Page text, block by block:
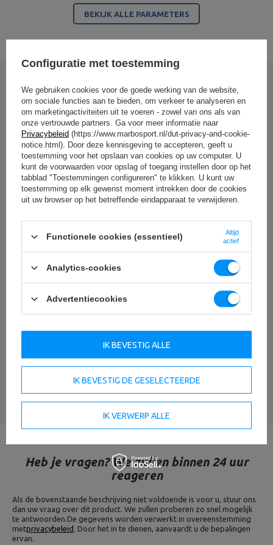
Verantwoordelijke
MARBO Ulikowski
Stad:Starachowice
Land:
Je e-mailadres:
Stad:
Je e-mailadres:
serwis@marbosport.eu
BEKIJK ALLE PARAMETERS
Schrijf uw mening
Uw beoordeling:
5/5
Inhoud van uw mening
EEN MENING STUREN
Heb je vragen? We zullen binnen 24 uur
reageren
Als de bovenstaande beschrijving niet voldoende is voor u, stuur ons
dan uw vraag over dit product. We zullen proberen zo snel mogelijk
te antwoorden.De gegevens worden verwerkt in overeenstemming
metprivacybeleid . Door het in te dienen, aanvaardt u de bepalingen
ervan.
Configuratie met toestemming
We gebruiken cookies voor de goede werking van de website,
om sociale functies aan te bieden, om verkeer te analyseren en
om marketingactiviteiten uit te voeren - zowel van ons als van
onze vertrouwde partners. Ga voor meer informatie naar
Privacybeleid (https://www.marbosport.nl/dut-privacy-and-cookie-
notice.html). Door deze kennisgeving te accepteren, geeft u
toestemming voor het opslaan van cookies op uw computer. U
kunt de voorwaarden voor opslag of toegang instellen door op het
tabblad "Toestemmingen configureren" te klikken. U kunt uw
toestemming op elk gewenst moment intrekken door de cookies
uit uw browser op het betreffende eindapparaat te verwijderen.
Functionele cookies (essentieel)
Altijd
actief
Analytics-cookies
Advertentiecookies
IK BEVESTIG DE GESELECTEERDE
IK VERWERP ALLE
IK BEVESTIG ALLE